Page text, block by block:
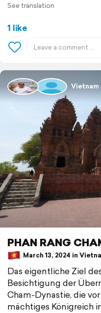
See translation
1 like
Vietnam
PHAN RANG
March 13, 2024 in
Das eigentliche Ziel
Besichtigung der
Cham-Dynastie, die
mächtiges Königreich